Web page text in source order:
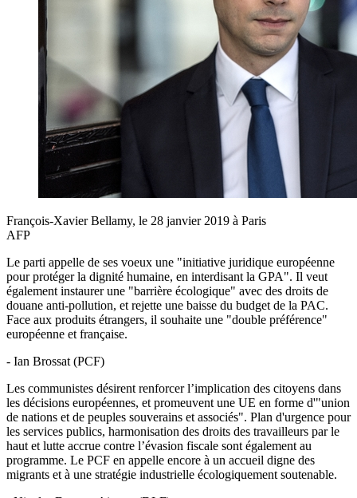
François-Xavier Bellamy, le 28 janvier 2019 à Paris
AFP
Le parti appelle de ses voeux une "initiative juridique européenne
pour protéger la dignité humaine, en interdisant la GPA". Il veut
également instaurer une "barrière écologique" avec des droits de
douane anti-pollution, et rejette une baisse du budget de la PAC.
Face aux produits étrangers, il souhaite une "double préférence"
européenne et française.
- Ian Brossat (PCF)
Les communistes désirent renforcer l’implication des citoyens dans
les décisions européennes, et promeuvent une UE en forme d'"union
de nations et de peuples souverains et associés". Plan d'urgence pour
les services publics, harmonisation des droits des travailleurs par le
haut et lutte accrue contre l’évasion fiscale sont également au
programme. Le PCF en appelle encore à un accueil digne des
migrants et à une stratégie industrielle écologiquement soutenable.